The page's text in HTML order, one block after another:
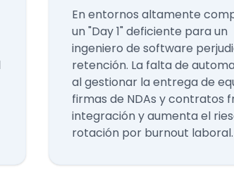
En entornos altamente
un "Day 1" deficiente para un
ingeniero de software
retención. La falta de
al gestionar la entrega de
firmas de NDAs y contratos
integración y aumenta el
rotación por burnout laboral.